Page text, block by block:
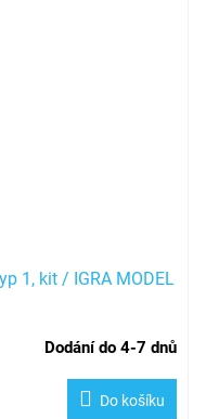
1, kit / IGRA MODEL
Dodání do 4-7 dnů
Do košíku